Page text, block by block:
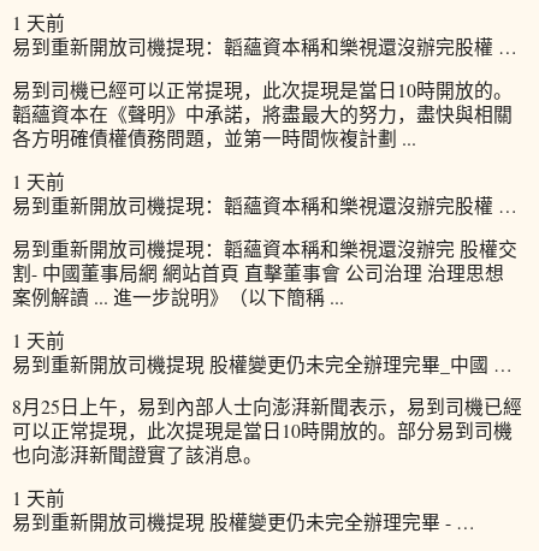
1 天前
易到重新開放司機提現：韜蘊資本稱和樂視還沒辦完股權 …
易到司機已經可以正常提現，此次提現是當日10時開放的。
韜蘊資本在《聲明》中承諾，將盡最大的努力，盡快與相關
各方明確債權債務問題，並第一時間恢複計劃 ...
1 天前
易到重新開放司機提現：韜蘊資本稱和樂視還沒辦完股權 …
易到重新開放司機提現：韜蘊資本稱和樂視還沒辦完 股權交
割- 中國董事局網 網站首頁 直擊董事會 公司治理 治理思想
案例解讀 ... 進一步說明》（以下簡稱 ...
1 天前
易到重新開放司機提現 股權變更仍未完全辦理完畢_中國 …
8月25日上午，易到內部人士向澎湃新聞表示，易到司機已經
可以正常提現，此次提現是當日10時開放的。部分易到司機
也向澎湃新聞證實了該消息。
1 天前
易到重新開放司機提現 股權變更仍未完全辦理完畢 - …